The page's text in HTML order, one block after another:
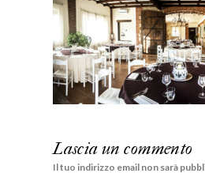
Lascia un commento
Il tuo indirizzo email non sarà